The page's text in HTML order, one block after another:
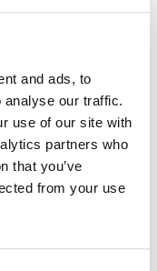
and ads, to
analyse our traffic.
use of our site with
partners who
that you’ve
from your use
Dowiecie